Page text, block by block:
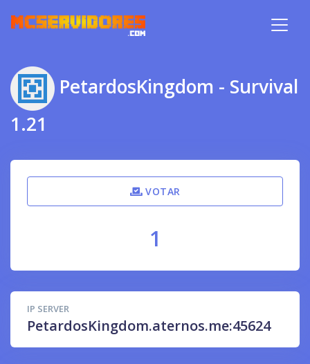
PetardosKingdom - Survival
1.21
IP SERVER
PetardosKingdom.aternos.me:45624
VOTAR
1